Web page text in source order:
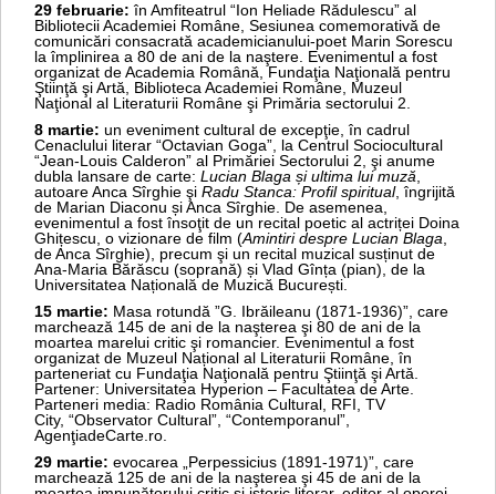
29 februarie: în Amfiteatrul “Ion Heliade Rădulescu” al
Bibliotecii Academiei Române, Sesiunea comemorativă de
comunicări consacrată academicianului-poet Marin Sorescu
la împlinirea a 80 de ani de la naştere. Evenimentul a fost
organizat de Academia Română, Fundaţia Naţională pentru
Ştiinţă şi Artă, Biblioteca Academiei Române, Muzeul
Naţional al Literaturii Române şi Primăria sectorului 2.
8 martie: un eveniment cultural de excepţie, în cadrul
Cenaclului literar “Octavian Goga”, la Centrul Sociocultural
“Jean-Louis Calderon” al Primăriei Sectorului 2, şi anume
dubla lansare de carte: Lucian Blaga și ultima lui muză,
autoare Anca Sîrghie şi Radu Stanca: Profil spiritual, îngrijită
de Marian Diaconu și Anca Sîrghie. De asemenea,
evenimentul a fost însoţit de un recital poetic al actriței Doina
Ghițescu, o vizionare de film (Amintiri despre Lucian Blaga,
de Anca Sîrghie), precum şi un recital muzical susținut de
Ana-Maria Bărăscu (soprană) și Vlad Gînța (pian), de la
Universitatea Națională de Muzică București.
15 martie: Masa rotundă ”G. Ibrăileanu (1871-1936)”, care
marchează 145 de ani de la naşterea şi 80 de ani de la
moartea marelui critic şi romancier. Evenimentul a fost
organizat de Muzeul Național al Literaturii Române, în
parteneriat cu Fundaţia Naţională pentru Ştiinţă şi Artă.
Partener: Universitatea Hyperion – Facultatea de Arte.
Parteneri media: Radio România Cultural, RFI, TV
City, “Observator Cultural”, “Contemporanul”,
AgenţiadeCarte.ro.
29 martie: evocarea „Perpessicius (1891-1971)”, care
marchează 125 de ani de la naşterea şi 45 de ani de la